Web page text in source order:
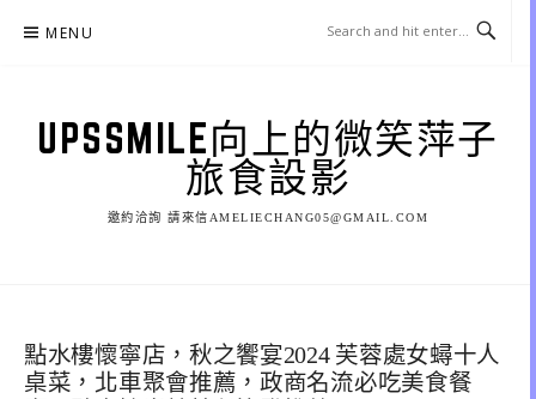
MENU
UPSSMILE向上的微笑萍子
旅食設影
邀約洽詢 請來信AMELIECHANG05@GMAIL.COM
點水樓懷寧店，秋之饗宴2024 芙蓉處女蟳十人
桌菜，北車聚會推薦，政商名流必吃美食餐